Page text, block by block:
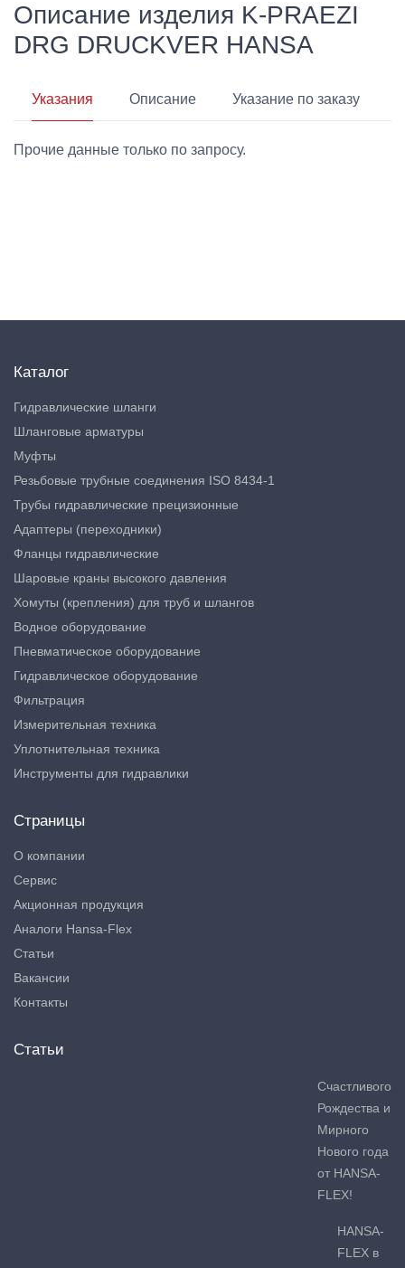
Описание изделия K-PRAEZI
DRG DRUCKVER HANSA
Указания Описание Указание по заказу
Прочие данные только по запросу.
Каталог
Гидравлические шланги
Шланговые арматуры
Муфты
Резьбовые трубные соединения ISO 8434-1
Трубы гидравлические прецизионные
Адаптеры (переходники)
Фланцы гидравлические
Шаровые краны высокого давления
Хомуты (крепления) для труб и шлангов
Водное оборудование
Пневматическое оборудование
Гидравлическое оборудование
Фильтрация
Измерительная техника
Уплотнительная техника
Инструменты для гидравлики
Страницы
О компании
Сервис
Акционная продукция
Аналоги Hansa-Flex
Статьи
Вакансии
Контакты
Статьи
Счастливого
Рождества и
Мирного
Нового года
от HANSA-
FLEX!
HANSA-
FLEX в